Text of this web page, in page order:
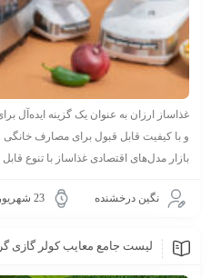
غذاساز ارزان به عنوان یک گزینه ایده‌آل
و با کیفیت قابل قبول برای مصارف
بازار مدل‌های اقتصادی غذاساز با تنوع
نگین درخشنده 23 شهریور 1404
لیست جامع معایب کولر گازی